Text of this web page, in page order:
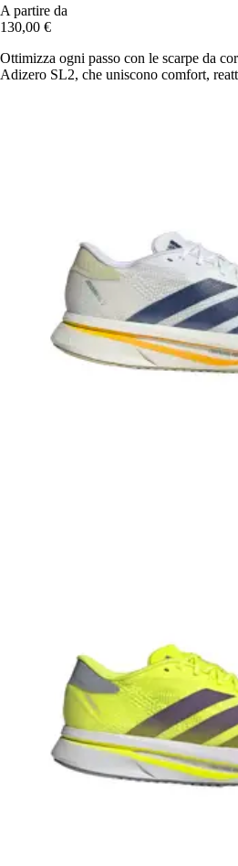
A partire da
130,00 €
Ottimizza ogni passo con le scarpe da
Adizero SL2, che uniscono comfort,